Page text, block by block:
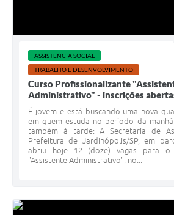
ASSISTÊNCIA SOCIAL
TRABALHO E DESENVOLVIMENTO
Curso Profissionalizante
Administrativo" - inscrições
É jovem e está buscando uma nova
em quem estuda no período da
também à tarde: A Secretaria de
Prefeitura de Jardinópolis/SP, em
abriu hoje 12 (doze) vagas para
"Assistente Administrativo", no...